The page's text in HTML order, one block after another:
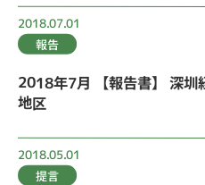
2018.07.01
報告
2018年7月 【報告書】 深
地区
2018.05.01
提言